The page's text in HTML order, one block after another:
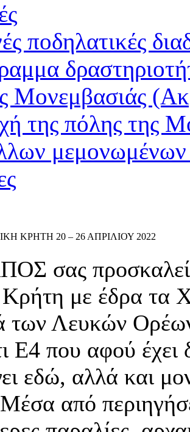
ποδηλατικές
Μονεμβασιάς
της πόλης της
ΚΡΗΤΗ 20 – 26 ΑΠΡΙΛΙΟΥ 2022
σας προσκαλεί
με έδρα τα
των Λευκών
Ε4 που αφού έχει
εδώ, αλλά και
από